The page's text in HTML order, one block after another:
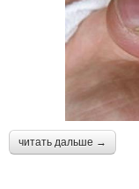
читать дальше →